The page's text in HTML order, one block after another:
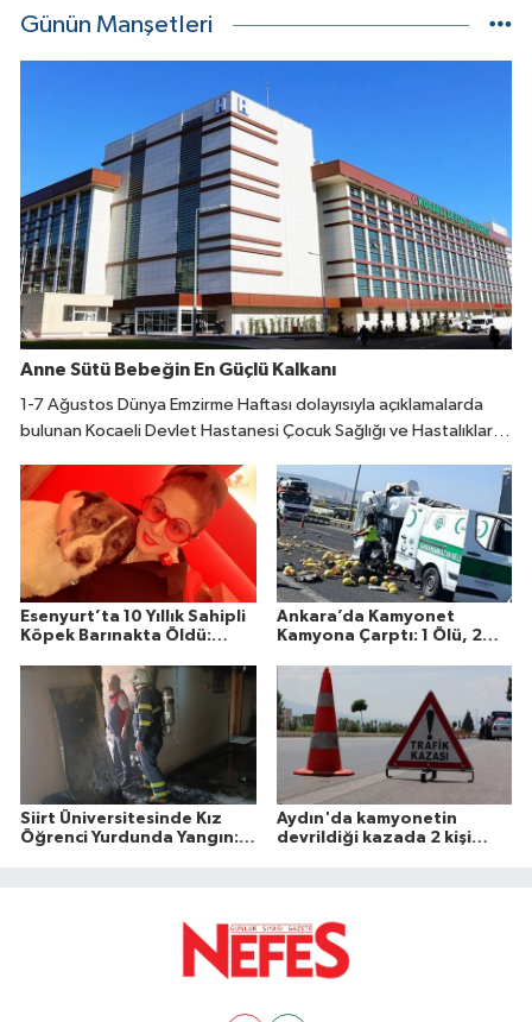
Günün Manşetleri
Anne Sütü Bebeğin En Güçlü Kalkanı
1-7 Ağustos Dünya Emzirme Haftası dolayısıyla açıklamalarda
bulunan Kocaeli Devlet Hastanesi Çocuk Sağlığı ve Hastalıkları
içinde emzirmeye başlanmasının büyük önem taşıdığını belirtti.
Esenyurt’ta 10 Yıllık Sahipli
Köpek Barınakta Öldü:
Soruşturma Talebi
Ankara’da Kamyonet
Kamyona Çarptı: 1 Ölü, 2
Siirt Üniversitesinde Kız
Öğrenci Yurdunda Yangın: 1
Aydın'da kamyonetin
devrildiği kazada 2 kişi